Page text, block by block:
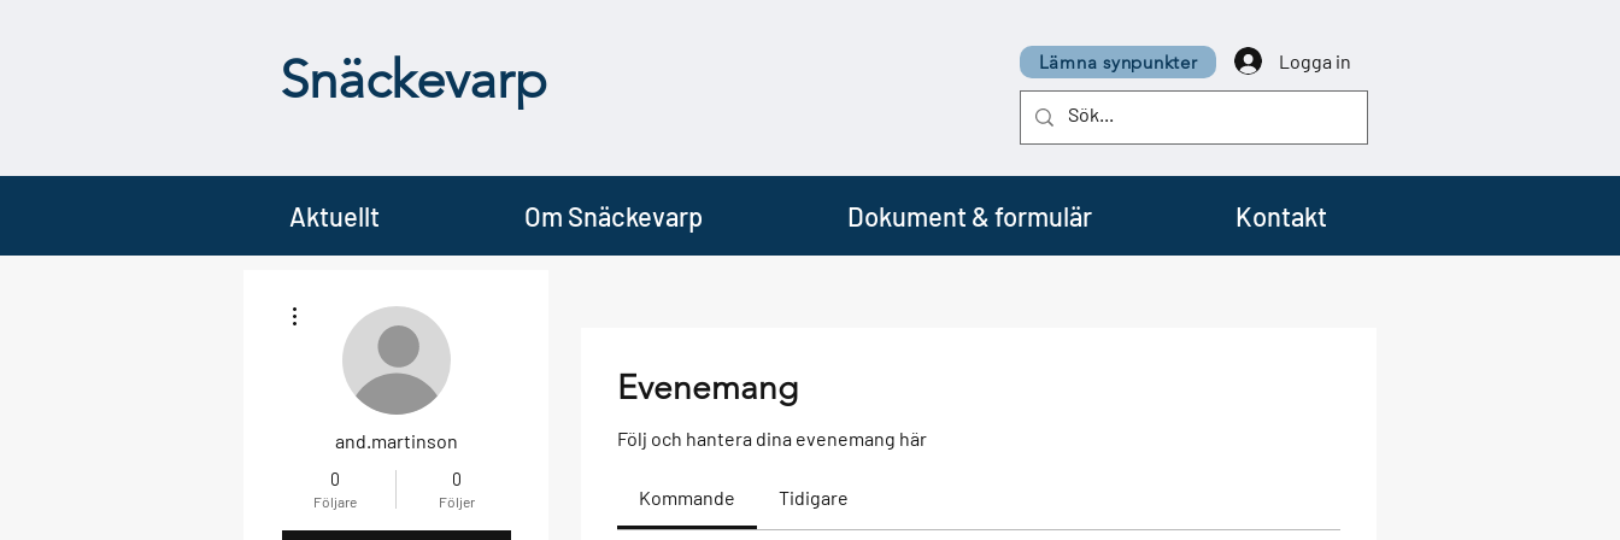
Snäckevarp Logga in
Lämna synpunkter
Aktuellt Om Snäckevarp Dokument & formulär Kontakt
Evenemang
Följ och hantera dina evenemang här
Kommande Tidigare
and.martinson
0
Följare
0
Följer